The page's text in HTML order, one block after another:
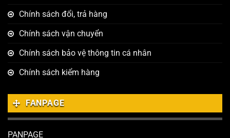
Chính sách đổi, trả hàng
Chính sách vận chuyển
Chính sách bảo vệ thông tin cá nhân
Chính sách kiểm hàng
FANPAGE
PANPAGE